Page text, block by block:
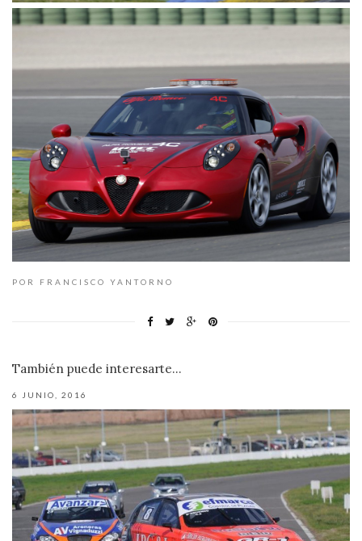
POR FRANCISCO YANTORNO
También puede interesarte...
6 JUNIO, 2016